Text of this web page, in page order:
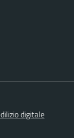
digitale